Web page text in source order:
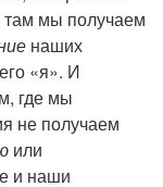
мы получаем
наших
«я». И
где мы
не получаем
или
и наши